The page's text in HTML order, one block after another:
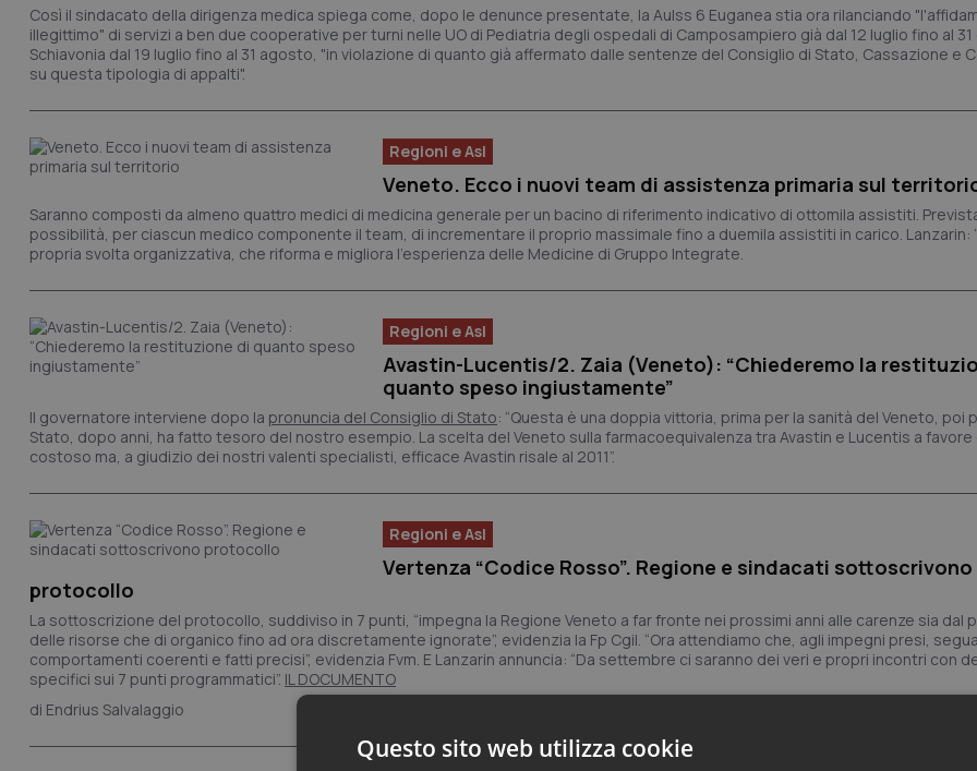
Così il sindacato della dirigenza medica spiega come, dopo le denunce presentate, la Aulss 6 Euganea stia ora rilanciando
illegittimo" di servizi a ben due cooperative per turni nelle UO di Pediatria degli ospedali di Camposampiero già dal 12 luglio fino al
Schiavonia dal 19 luglio fino al 31 agosto, "in violazione di quanto già affermato dalle sentenze del Consiglio di Stato, Cassazione e
su questa tipologia di appalti".
Regioni e Asl
Veneto. Ecco i nuovi team di assistenza primaria sul
Saranno composti da almeno quattro medici di medicina generale per un bacino di riferimento indicativo di ottomila assistiti.
possibilità, per ciascun medico componente il team, di incrementare il proprio massimale fino a duemila assistiti in carico. Lanzarin:
propria svolta organizzativa, che riforma e migliora l’esperienza delle Medicine di Gruppo Integrate.
Regioni e Asl
Avastin-Lucentis/2. Zaia (Veneto): “Chiederemo la
quanto speso ingiustamente”
Il governatore interviene dopo la pronuncia del Consiglio di Stato: “Questa è una doppia vittoria, prima per la sanità del Veneto, poi
Stato, dopo anni, ha fatto tesoro del nostro esempio. La scelta del Veneto sulla farmacoequivalenza tra Avastin e Lucentis a favore
costoso ma, a giudizio dei nostri valenti specialisti, efficace Avastin risale al 2011”.
Regioni e Asl
Vertenza “Codice Rosso”. Regione e sindacati sottoscrivono
protocollo
La sottoscrizione del protocollo, suddiviso in 7 punti, “impegna la Regione Veneto a far fronte nei prossimi anni alle carenze sia dal
delle risorse che di organico fino ad ora discretamente ignorate”, evidenzia la Fp Cgil. “Ora attendiamo che, agli impegni presi,
comportamenti coerenti e fatti precisi”, evidenzia Fvm. E Lanzarin annuncia: “Da settembre ci saranno dei veri e propri incontri con
specifici sui 7 punti programmatici”. IL DOCUMENTO
Endrius Salvalaggio
Questo sito web utilizza cookie